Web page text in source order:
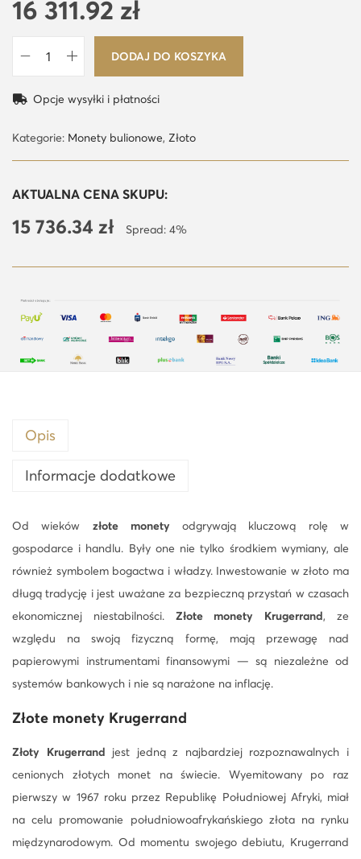
16 311.92 zł
ś
ł
o
y
r
n
DODAJ DO KOSZYKA
Opcje wysyłki i płatności
Kategorie: Monety bulionowe, Złoto
AKTUALNA CENA SKUPU:
15 736.34 zł Spread: 4%
Opis
Informacje dodatkowe
Od wieków złote monety odgrywają kluczową rolę w
gospodarce i handlu. Były one nie tylko środkiem wymiany, ale
również symbolem bogactwa i władzy. Inwestowanie w złoto ma
długą tradycję i jest uważane za bezpieczną przystań w czasach
ekonomicznej niestabilności. Złote monety Krugerrand, ze
względu na swoją fizyczną formę, mają przewagę nad
papierowymi instrumentami finansowymi — są niezależne od
systemów bankowych i nie są narażone na inflację.
Złote monety Krugerrand
Złoty Krugerrand jest jedną z najbardziej rozpoznawalnych i
cenionych złotych monet na świecie. Wyemitowany po raz
pierwszy w 1967 roku przez Republikę Południowej Afryki, miał
na celu promowanie południowoafrykańskiego złota na rynku
międzynarodowym. Od momentu swojego debiutu, Krugerrand